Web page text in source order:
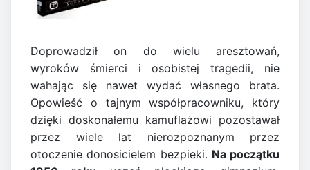
Doprowadził on do wielu aresztowań,
wyroków śmierci i osobistej tragedii, nie
wahając się nawet wydać własnego brata.
Opowieść o tajnym współpracowniku, który
dzięki doskonałemu kamuflażowi pozostawał
przez wiele lat nierozpoznanym przez
otoczenie donosicielem bezpieki. Na początku